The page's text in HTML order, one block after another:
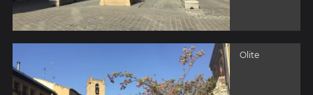
Olite